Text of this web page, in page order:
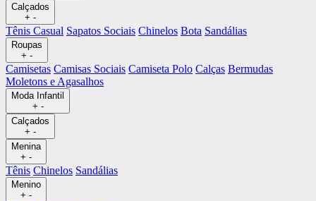
Calçados
+ -
Tênis Casual Sapatos Sociais Chinelos Bota Sandálias
Roupas
+ -
Camisetas Camisas Sociais Camiseta Polo Calças Bermudas
Moletons e Agasalhos
Moda Infantil
+ -
Calçados
+ -
Menina
+ -
Tênis Chinelos Sandálias
Menino
+ -